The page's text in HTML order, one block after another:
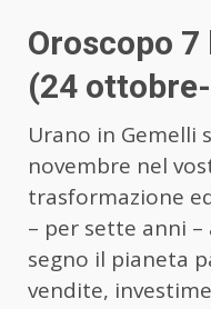
Oroscopo
(24
Urano in Gemelli
novembre nel
trasformazione
– per sette anni –
segno il pianeta
vendite,